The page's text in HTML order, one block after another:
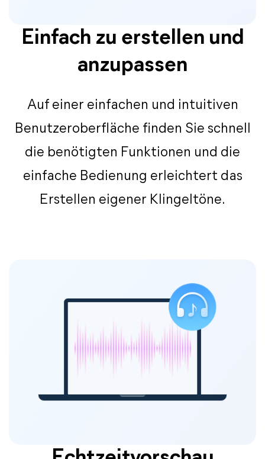
Einfach zu erstellen und
anzupassen
Auf einer einfachen und intuitiven
Benutzeroberfläche finden Sie schnell
die benötigten Funktionen und die
einfache Bedienung erleichtert das
Erstellen eigener Klingeltöne.